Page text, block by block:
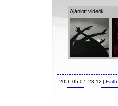
Ajánlott videók
2026.05.07. 23:12 | Faith